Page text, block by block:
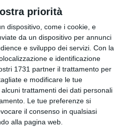
priorità
dispositivo, come i cookie, e
da un dispositivo per annunci
e sviluppo dei servizi. Con la
e identificazione
1731 partner il trattamento per
e modificare le tue
trattamenti dei dati personali
Le tue preferenze si
il consenso in qualsiasi
alla pagina web.
la
Al